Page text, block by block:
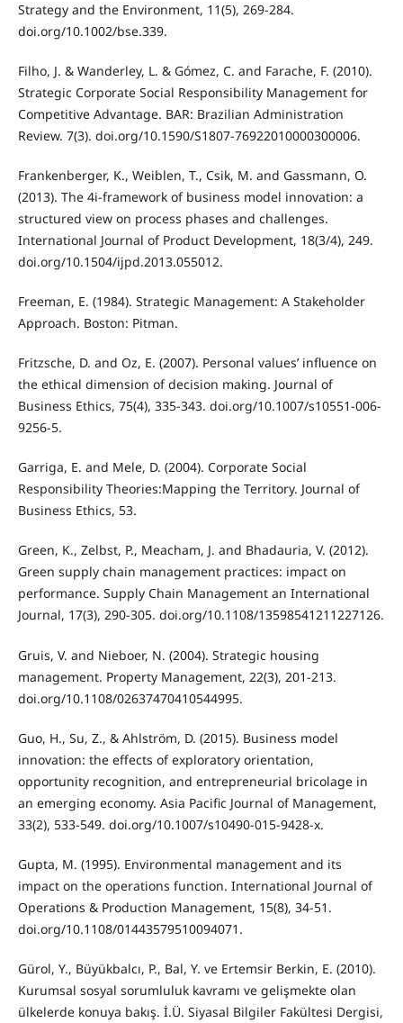
Strategy and the Environment, 11(5), 269-284.
doi.org/10.1002/bse.339.
Filho, J. & Wanderley, L. & Gómez, C. and Farache, F. (2010).
Strategic Corporate Social Responsibility Management for
Competitive Advantage. BAR: Brazilian Administration
Review. 7(3). doi.org/10.1590/S1807-76922010000300006.
Frankenberger, K., Weiblen, T., Csik, M. and Gassmann, O.
(2013). The 4i-framework of business model innovation: a
structured view on process phases and challenges.
International Journal of Product Development, 18(3/4), 249.
doi.org/10.1504/ijpd.2013.055012.
Freeman, E. (1984). Strategic Management: A Stakeholder
Approach. Boston: Pitman.
Fritzsche, D. and Oz, E. (2007). Personal values’ influence on
the ethical dimension of decision making. Journal of
Business Ethics, 75(4), 335-343. doi.org/10.1007/s10551-006-
9256-5.
Garriga, E. and Mele, D. (2004). Corporate Social
Responsibility Theories:Mapping the Territory. Journal of
Business Ethics, 53.
Green, K., Zelbst, P., Meacham, J. and Bhadauria, V. (2012).
Green supply chain management practices: impact on
performance. Supply Chain Management an International
Journal, 17(3), 290-305. doi.org/10.1108/13598541211227126.
Gruis, V. and Nieboer, N. (2004). Strategic housing
management. Property Management, 22(3), 201-213.
doi.org/10.1108/02637470410544995.
Guo, H., Su, Z., & Ahlström, D. (2015). Business model
innovation: the effects of exploratory orientation,
opportunity recognition, and entrepreneurial bricolage in
an emerging economy. Asia Pacific Journal of Management,
33(2), 533-549. doi.org/10.1007/s10490-015-9428-x.
Gupta, M. (1995). Environmental management and its
impact on the operations function. International Journal of
Operations & Production Management, 15(8), 34-51.
doi.org/10.1108/01443579510094071.
Gürol, Y., Büyükbalcı, P., Bal, Y. ve Ertemsir Berkin, E. (2010).
Kurumsal sosyal sorumluluk kavramı ve gelişmekte olan
ülkelerde konuya bakış. İ.Ü. Siyasal Bilgiler Fakültesi Dergisi,